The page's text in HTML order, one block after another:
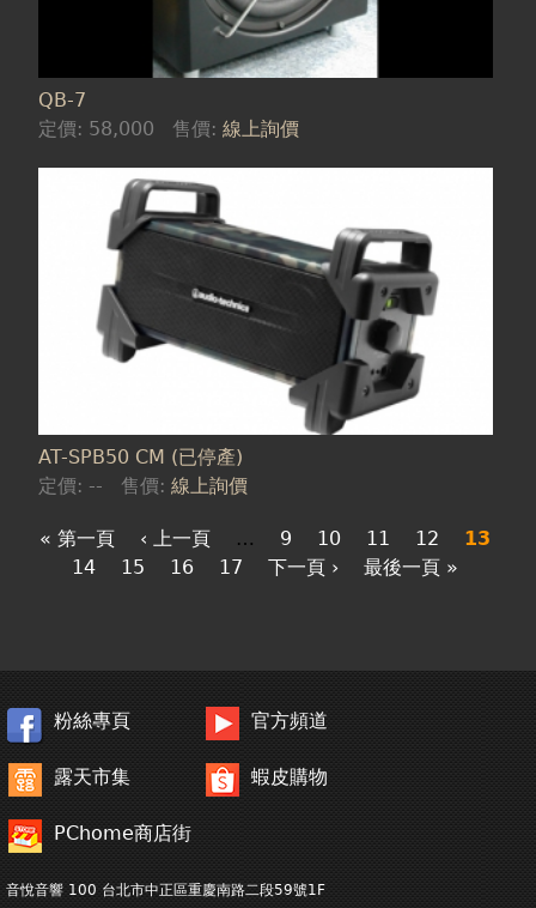
QB-7
定價: 58,000 售價:線上詢價
AT-SPB50 CM (已停產)
定價: -- 售價:線上詢價
« 第一頁 ‹ 上一頁 … 9 10 11 12
13
14
15 16 17 下一頁 › 最後一頁 »
粉絲專頁 官方頻道
露天市集 蝦皮購物
PChome商店街
音悅音響 100 台北市中正區重慶南路二段59號1F